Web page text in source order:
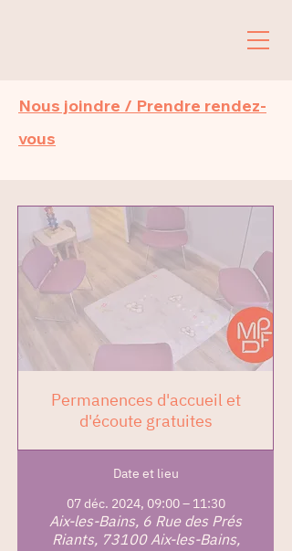
Nous joindre / Prendre rendez-
vous
Permanences d'accueil et
d'écoute gratuites
Date et lieu
07 déc. 2024, 09:00 – 11:30
Aix-les-Bains, 6 Rue des Prés
Riants, 73100 Aix-les-Bains,